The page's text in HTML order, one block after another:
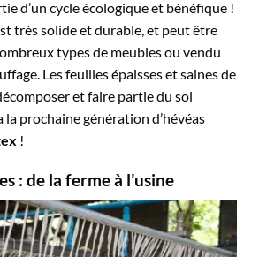
d’un cycle écologique et bénéfique !
très solide et durable, et peut être
types de meubles ou vendu
Les feuilles épaisses et saines de
et faire partie du sol
prochaine génération d’hévéas
!
: de la ferme à l’usine